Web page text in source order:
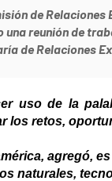
de Relaciones
una reunión de
de Relaciones
uso de la
los retos,
agregó,
naturales,